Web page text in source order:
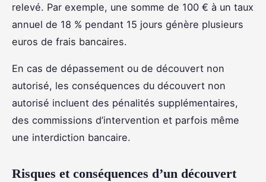
relevé. Par exemple, une somme de 100 € à un taux
annuel de 18 % pendant 15 jours génère plusieurs
euros de frais bancaires.
En cas de dépassement ou de découvert non
autorisé, les conséquences du découvert non
autorisé incluent des pénalités supplémentaires,
des commissions d’intervention et parfois même
une interdiction bancaire.
Risques et conséquences d’un découvert